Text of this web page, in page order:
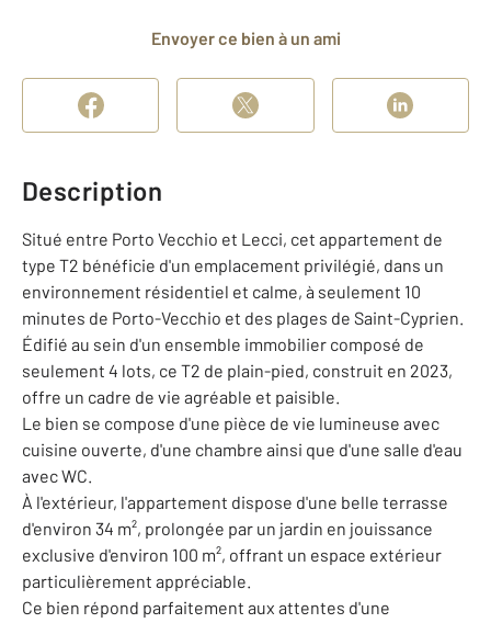
Envoyer ce bien à un ami
Description
Situé entre Porto Vecchio et Lecci, cet appartement de
type T2 bénéficie d'un emplacement privilégié, dans un
environnement résidentiel et calme, à seulement 10
minutes de Porto-Vecchio et des plages de Saint-Cyprien.
Édifié au sein d'un ensemble immobilier composé de
seulement 4 lots, ce T2 de plain-pied, construit en 2023,
offre un cadre de vie agréable et paisible.
Le bien se compose d'une pièce de vie lumineuse avec
cuisine ouverte, d'une chambre ainsi que d'une salle d'eau
avec WC.
À l'extérieur, l'appartement dispose d'une belle terrasse
d'environ 34 m², prolongée par un jardin en jouissance
exclusive d'environ 100 m², offrant un espace extérieur
particulièrement appréciable.
Ce bien répond parfaitement aux attentes d'une